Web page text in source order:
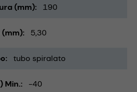
(mm) 190
(mm) 5,30
tubo spiralato
Min. -40